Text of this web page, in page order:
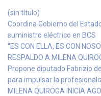
(sin título)
Coordina Gobierno del
suministro eléctrico en BCS
“ES CON ELLA, ES CON
RESPALDO A MILENA
Propone diputado Fabrizio
para impulsar la
MILENA QUIROGA INICIA